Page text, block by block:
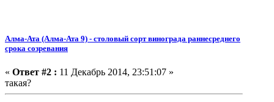
Алма-Ата (Алма-Ата 9) - столовый сорт винограда раннесреднего
срока созревания
« Ответ #2 : 11 Декабрь 2014, 23:51:07 »
такая?